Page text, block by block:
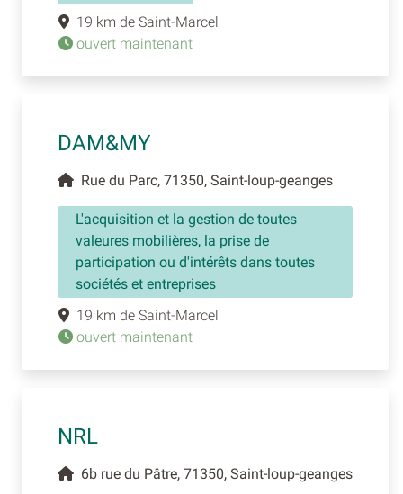
19 km de Saint-Marcel
ouvert maintenant
DAM&MY
Rue du Parc, 71350, Saint-loup-geanges
L'acquisition et la gestion de toutes
valeures mobilières, la prise de
participation ou d'intérêts dans toutes
sociétés et entreprises
19 km de Saint-Marcel
ouvert maintenant
NRL
6b rue du Pâtre, 71350, Saint-loup-geanges